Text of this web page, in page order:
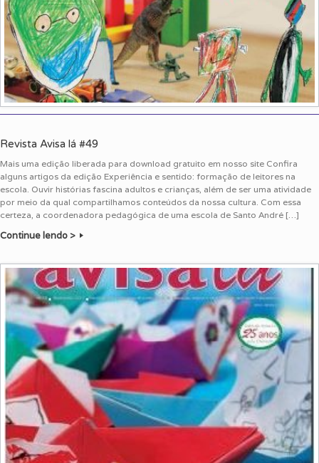
Revista Avisa lá #49
Mais uma edição liberada para download gratuito em nosso site Confira
alguns artigos da edição Experiência e sentido: formação de leitores na
escola. Ouvir histórias fascina adultos e crianças, além de ser uma atividade
por meio da qual compartilhamos conteúdos da nossa cultura. Com essa
certeza, a coordenadora pedagógica de uma escola de Santo André […]
Continue lendo >